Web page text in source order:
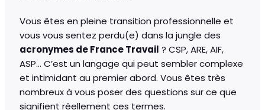
Vous êtes en pleine transition professionnelle et
vous vous sentez perdu(e) dans la jungle des
acronymes de France Travail ? CSP, ARE, AIF,
ASP… C’est un langage qui peut sembler complexe
et intimidant au premier abord. Vous êtes très
nombreux à vous poser des questions sur ce que
signifient réellement ces termes.